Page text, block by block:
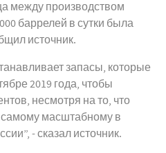
между производством
баррелей в сутки была
источник.
запасы, которые
2019 года, чтобы
несмотря на то, что
самому масштабному в
- сказал источник.